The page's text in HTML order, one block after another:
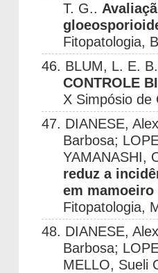
T. G..
Fitopatologia,
46. BLUM, L. E.
CONTROLE
X Simpósio de
47. DIANESE,
Barbosa;
YAMANASHI,
reduz a
em mamoeiro
Fitopatologia,
48. DIANESE,
Barbosa;
MELLO, Sueli